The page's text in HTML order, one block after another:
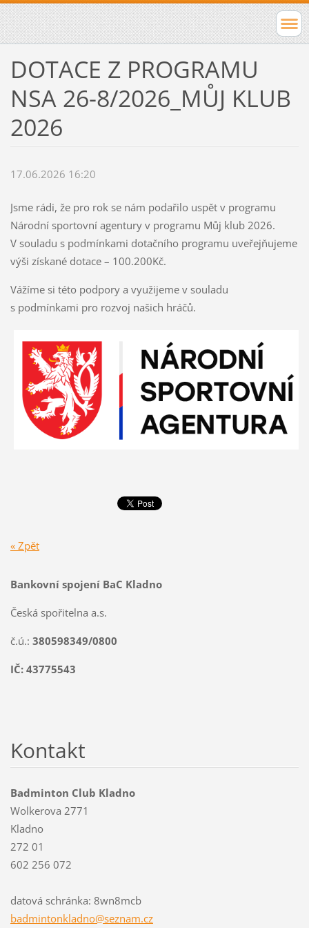
DOTACE Z PROGRAMU
NSA 26-8/2026_MŮJ KLUB
2026
17.06.2026 16:20
Jsme rádi, že pro rok se nám podařilo uspět v programu
Národní sportovní agentury v programu Můj klub 2026.
V souladu s podmínkami dotačního programu uveřejňujeme
výši získané dotace – 100.200Kč.
Vážíme si této podpory a využijeme v souladu
s podmínkami pro rozvoj našich hráčů.
« Zpět
Bankovní spojení BaC Kladno
Česká spořitelna a.s.
č.ú.: 380598349/0800
IČ: 43775543
Kontakt
Badminton Club Kladno
Wolkerova 2771
Kladno
272 01
602 256 072
datová schránka: 8wn8mcb
badmintonkladno@seznam.cz